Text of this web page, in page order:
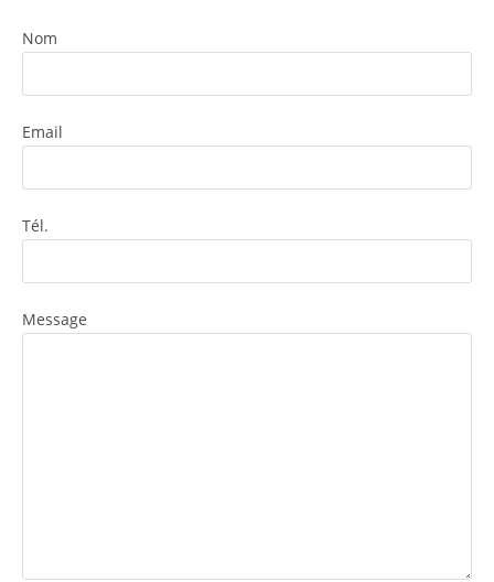
Nom
Email
Tél.
Message